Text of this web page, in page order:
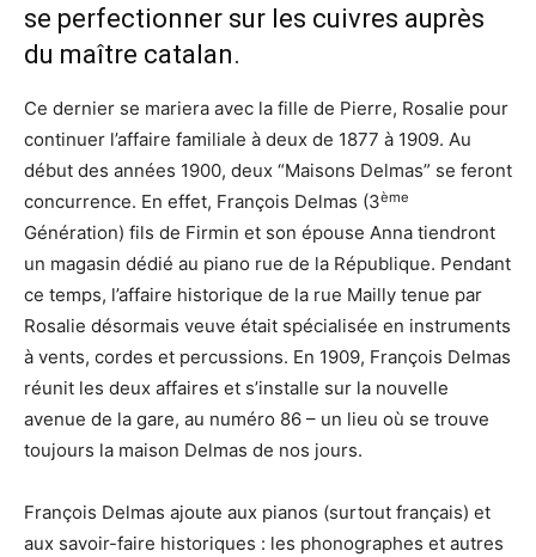
se perfectionner sur les cuivres auprès
du maître catalan.
Ce dernier se mariera avec la fille de Pierre, Rosalie pour
continuer l’affaire familiale à deux de 1877 à 1909. Au
début des années 1900, deux “Maisons Delmas” se feront
concurrence. En effet, François Delmas (3ème
Génération) fils de Firmin et son épouse Anna tiendront
un magasin dédié au piano rue de la République. Pendant
ce temps, l’affaire historique de la rue Mailly tenue par
Rosalie désormais veuve était spécialisée en instruments
à vents, cordes et percussions. En 1909, François Delmas
réunit les deux affaires et s’installe sur la nouvelle
avenue de la gare, au numéro 86 – un lieu où se trouve
toujours la maison Delmas de nos jours.
François Delmas ajoute aux pianos (surtout français) et
aux savoir-faire historiques : les phonographes et autres